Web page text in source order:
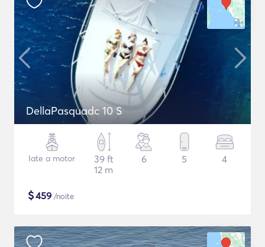
DellaPasquadc 10 S
Iate a motor
39 ft
12 m
6 5 4
$459 /noite